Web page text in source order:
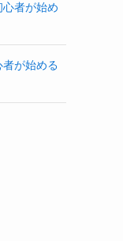
者が始め
が始める